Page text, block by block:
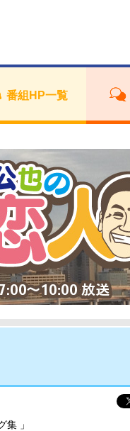
番組HP一覧
」